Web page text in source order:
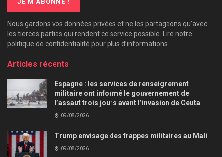
Nous gardons vos données privées et ne les partageons qu’avec
les tierces parties qui rendent ce service possible. Lire notre
politique de confidentialité pour plus d’informations.
Articles récents
Espagne : les services de renseignement
militaire ont informé le gouvernement de
l’assaut trois jours avant l’invasion de Ceuta
09/08/2026
Trump envisage des frappes militaires au Mali
09/08/2026